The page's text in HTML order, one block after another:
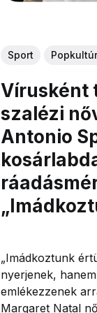
Sport
Vírusként
szalézi
Antonio
„Imádkoztunk
nyerjenek,
emlékezzenek
Margaret Natal